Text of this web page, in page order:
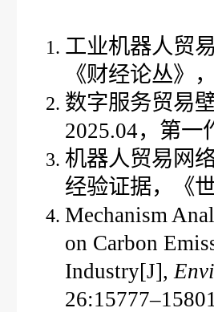
工业机器人贸
《财经论丛》
数字服务贸易
2025.04， 第一
机器人贸易网
经验证据，
《
MechanismA
on Carbon E
Industry[J],